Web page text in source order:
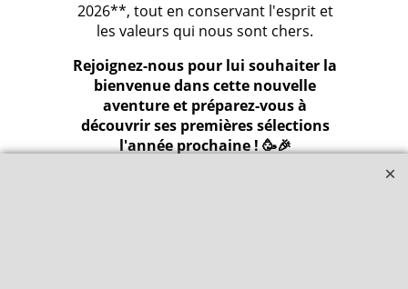
2026**, tout en conservant l'esprit et
les valeurs qui nous sont chers.
Rejoignez-nous pour lui souhaiter la
bienvenue dans cette nouvelle
aventure et préparez-vous à
découvrir ses premières sélections
l'année prochaine ! 🥳🎉